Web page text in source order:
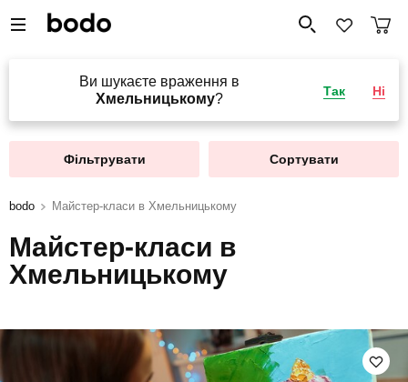
Ви шукаєте враження в
Хмельницькому?
Так Ні
Фільтрувати Сортувати
bodo Майстер-класи в Хмельницькому
Майстер-класи в
Хмельницькому